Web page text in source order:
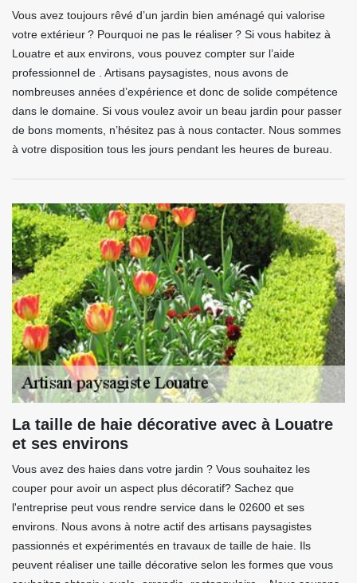
Vous avez toujours rêvé d’un jardin bien aménagé qui valorise
votre extérieur ? Pourquoi ne pas le réaliser ? Si vous habitez à
Louatre et aux environs, vous pouvez compter sur l’aide
professionnel de . Artisans paysagistes, nous avons de
nombreuses années d’expérience et donc de solide compétence
dans le domaine. Si vous voulez avoir un beau jardin pour passer
de bons moments, n’hésitez pas à nous contacter. Nous sommes
à votre disposition tous les jours pendant les heures de bureau.
La taille de haie décorative avec à Louatre
et ses environs
Vous avez des haies dans votre jardin ? Vous souhaitez les
couper pour avoir un aspect plus décoratif? Sachez que
l'entreprise peut vous rendre service dans le 02600 et ses
environs. Nous avons à notre actif des artisans paysagistes
passionnés et expérimentés en travaux de taille de haie. Ils
peuvent réaliser une taille décorative selon les formes que vous